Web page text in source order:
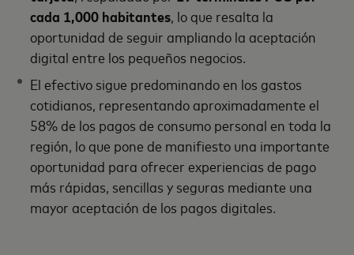
cada 1,000 habitantes, lo que resalta la
oportunidad de seguir ampliando la aceptación
digital entre los pequeños negocios.
El efectivo sigue predominando en los gastos
cotidianos, representando aproximadamente el
58% de los pagos de consumo personal en toda la
región, lo que pone de manifiesto una importante
oportunidad para ofrecer experiencias de pago
más rápidas, sencillas y seguras mediante una
mayor aceptación de los pagos digitales.